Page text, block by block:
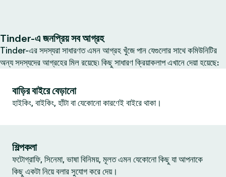
Tinder-এ জনপ্রিয় সব আগ্রহ
Tinder-এর সদস্যরা সাধারণত এমন আগ্রহ খুঁজে পান যেগুলোর সাথে কমিউনিটির
অন্য সদস্যদের আগ্রহের মিল রয়েছে৷ কিছু সাধারণ ক্রিয়াকলাপ এখানে দেয়া হয়েছে:
বাড়ির বাইরে বেড়ানো
হাইকিং, বাইকিং, হাঁটা বা যেকোনো কারণেই বাইরে থাকা।
শিল্পকলা
ফটোগ্রাফি, সিনেমা, ভাষা বিনিময়, মূলত এমন যেকোনো কিছু যা আপনাকে
কিছু একটা নিয়ে বলার সুযোগ করে দেয়।